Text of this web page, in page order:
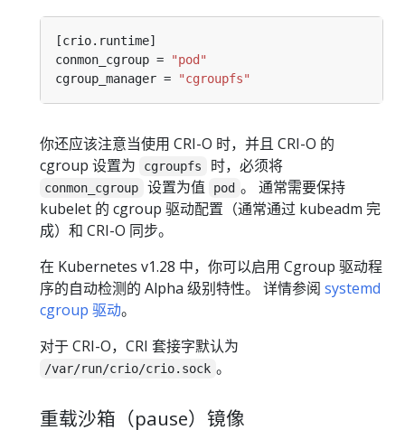
conmon_cgroup =
"pod"
cgroup_manager =
"cgroupfs"
你还应该注意当使用 CRI-O 时，并且 CRI-O 的
cgroup 设置为
cgroupfs 时，必须将
conmon_cgroup 设置为值 pod 。 通常需要保持
kubelet 的 cgroup 驱动配置（通常通过 kubeadm 完
成）和 CRI-O 同步。
在 Kubernetes v1.28 中，你可以启用 Cgroup 驱动程
序的自动检测的 Alpha 级别特性。 详情参阅 systemd
cgroup 驱动。
对于 CRI-O，CRI 套接字默认为
/var/run/crio/crio.sock 。
重载沙箱（pause）镜像